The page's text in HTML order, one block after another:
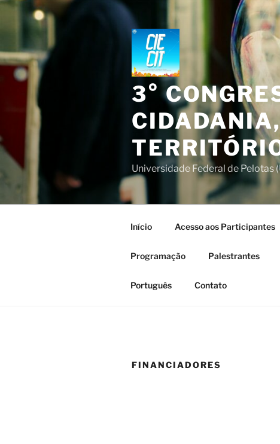
Pular
conteúdo
3°
Universidade Federal de Pelotas
Início Acesso aos Participantes
Programação Palestrantes
Português Contato
FINANCIADORES